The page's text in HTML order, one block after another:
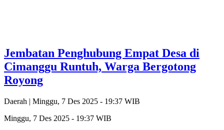
Jembatan Penghubung Empat Desa di
Cimanggu Runtuh, Warga Bergotong
Royong
Daerah | Minggu, 7 Des 2025 - 19:37 WIB
Minggu, 7 Des 2025 - 19:37 WIB